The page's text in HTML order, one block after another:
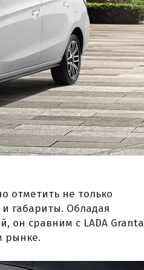
отметить не только
габариты. Обладая
он сравним с LADA Granta
рынке.